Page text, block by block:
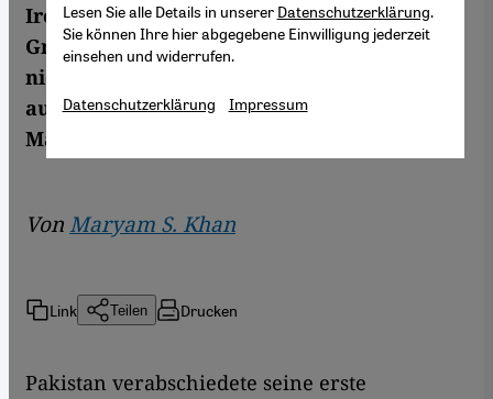
Ironie dabei ist, dass die militanten
Gruppen, die vom Staat profitierten, nun
nicht mehr allein die Bevölkerung, sondern
auch den Staat selbst terrorisieren, meint
Maryam S. Khan.
Von Maryam S. Khan
Link Teilen Drucken
Pakistan verabschiedete seine erste
Lesen Sie alle Details in unserer Datenschutzerklärung.
Sie können Ihre hier abgegebene Einwilligung jederzeit
einsehen und widerrufen.
Datenschutzerklärung Impressum